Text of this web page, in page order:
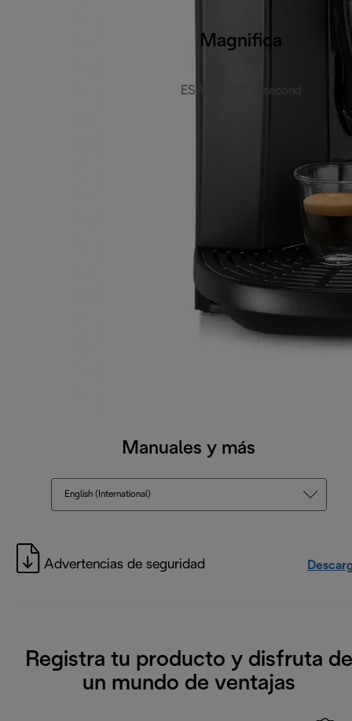
Magnifica
ESAM4000.B-second
Manuales y más
English (International)
Advertencias de seguridad
Registra tu producto y disfruta de
un mundo de ventajas